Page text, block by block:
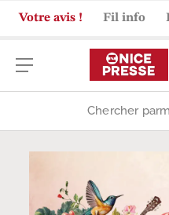
Votre avis ! Fil info